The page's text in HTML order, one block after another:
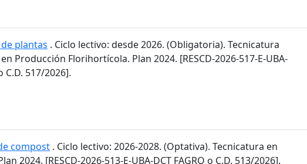
plantas . Ciclo lectivo: desde 2026. (Obligatoria). Tecnicatura
Producción Florihortícola. Plan 2024. [RESCD-2026-517-E-UBA-
C.D. 517/2026].
compost . Ciclo lectivo: 2026-2028. (Optativa). Tecnicatura en
2024. [RESCD-2026-513-E-UBA-DCT FAGRO o C.D. 513/2026].